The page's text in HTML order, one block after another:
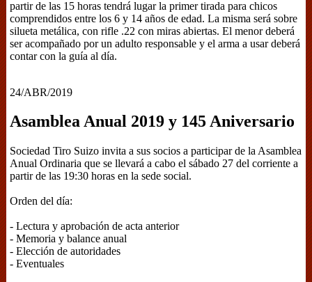
partir de las 15 horas tendrá lugar la primer tirada para chicos
comprendidos entre los 6 y 14 años de edad. La misma será sobre
silueta metálica, con rifle .22 con miras abiertas. El menor deberá
ser acompañado por un adulto responsable y el arma a usar deberá
contar con la guía al día.
24/ABR/2019
Asamblea Anual 2019 y 145 Aniversario
Sociedad Tiro Suizo invita a sus socios a participar de la Asamblea
Anual Ordinaria que se llevará a cabo el sábado 27 del corriente a
partir de las 19:30 horas en la sede social.
Orden del día:
- Lectura y aprobación de acta anterior
- Memoria y balance anual
- Elección de autoridades
- Eventuales